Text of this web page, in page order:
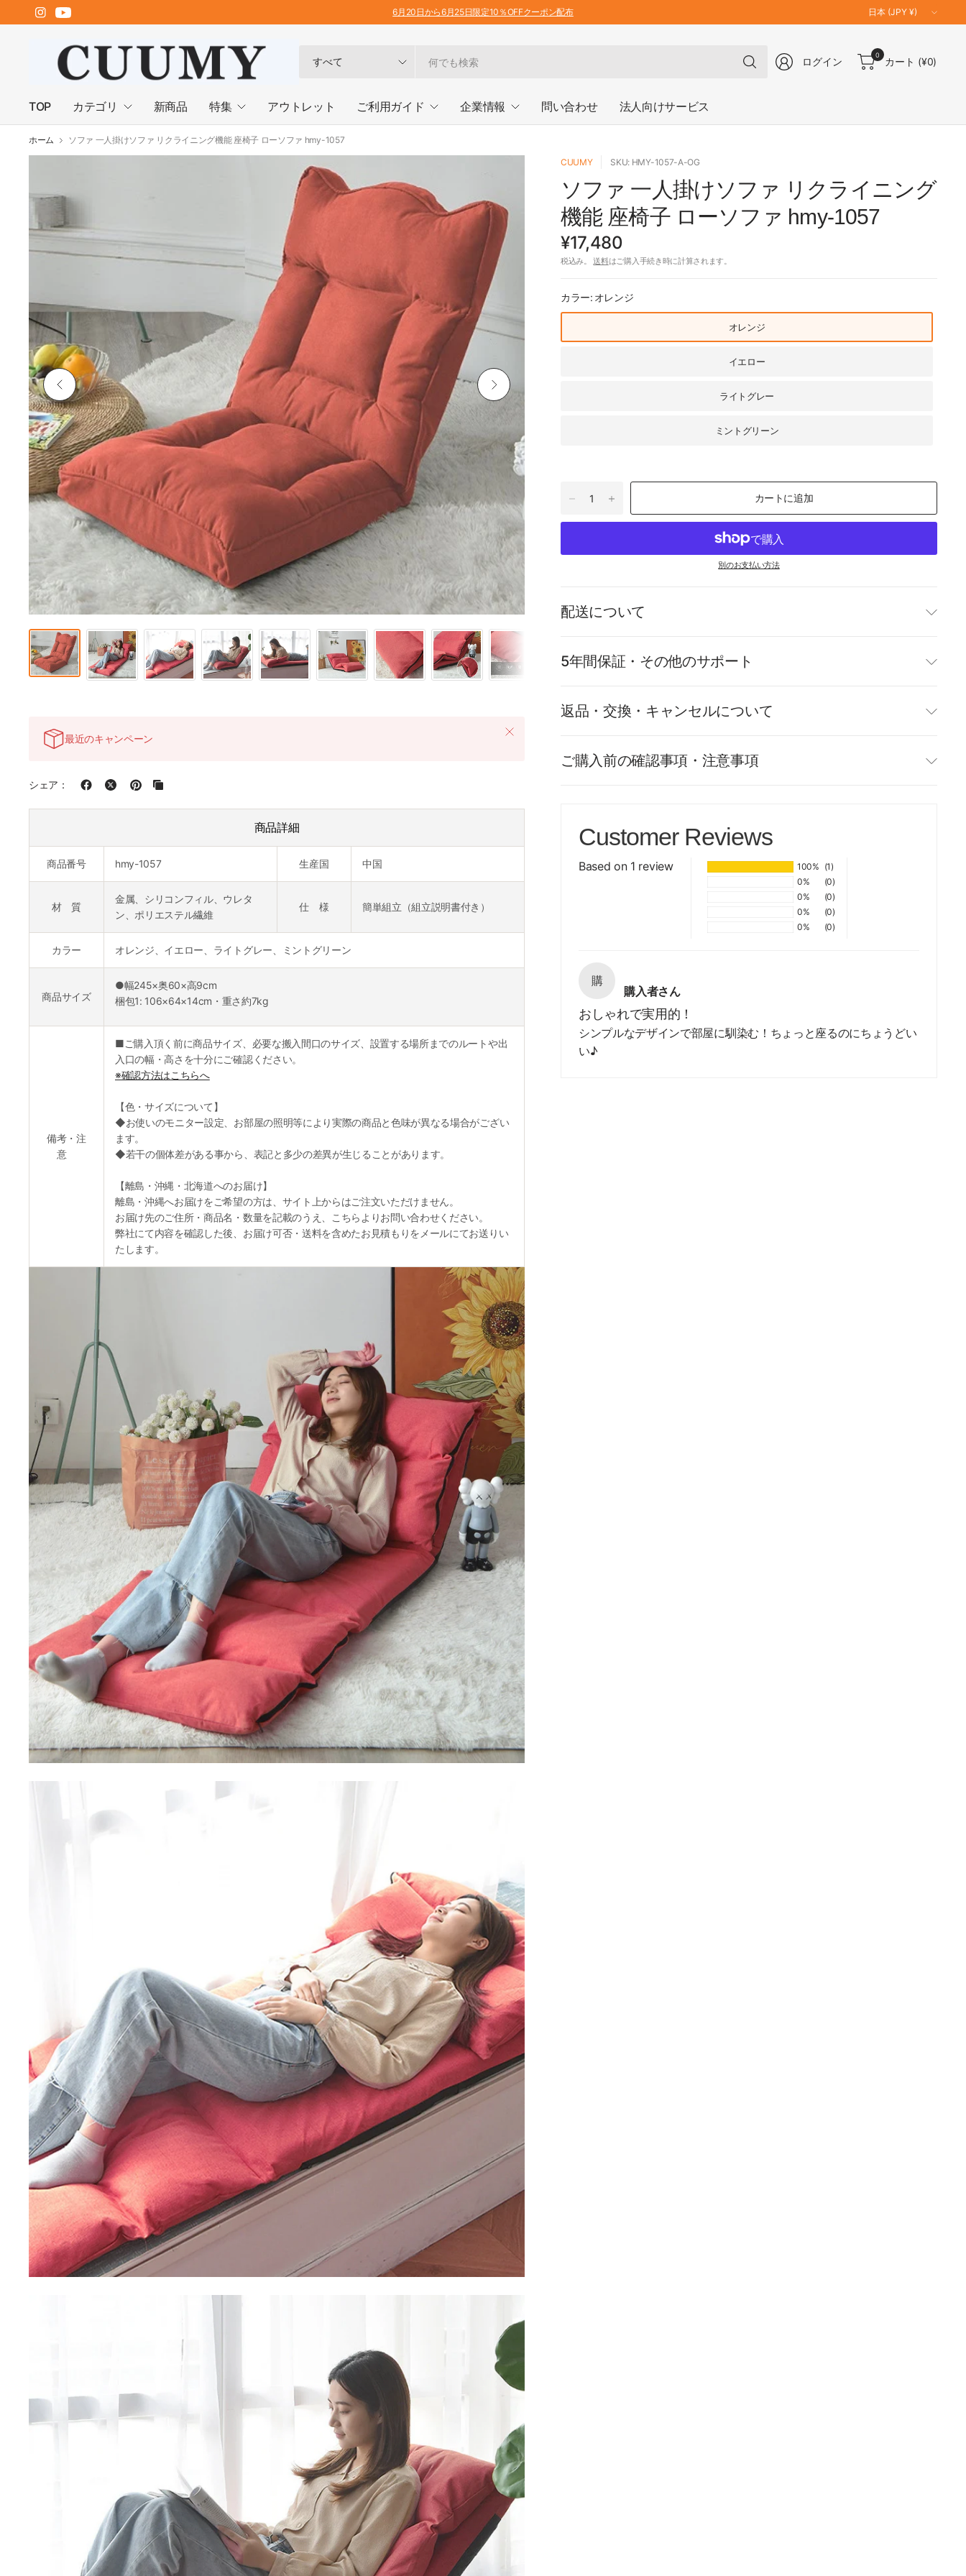
6月20日から6月25日限定10％OFFクーポン配布
国
／
域
を
で
索
ログイン
0
カート (¥0)
TOP カテゴリ 新商品 特集 アウトレット ご利用ガイド 企業情報 問い合わせ 法人向けサービス
ホーム ソファ 一人掛けソファ リクライニング機能 座椅子 ローソファ hmy-1057
CUUMY SKU: HMY-1057-A-OG
ソファ 一人掛けソファ リクライニング
機能 座椅子 ローソファ hmy-1057
¥17,480
税込み。送料はご購入手続き時に計算されます。
カラー: オレンジ
オレンジ
イエロー
ライトグレー
ミントグリーン
カートに追加
別のお支払い方法
配送について
5年間保証・その他のサポート
返品・交換・キャンセルについて
ご購入前の確認事項・注意事項
Customer Reviews
Based on 1 review 100% (1)
0%
(0)
0%
(0)
0%
(0)
0%
(0)
購
購入者さん
おしゃれで実用的！
シンプルなデザインで部屋に馴染む！ちょっと座るのにちょうどい
い♪
最近のキャンペーン
シェア：
商品詳細
商品番号 hmy-1057 生産国 中国
材 質
金属、シリコンフィル、ウレタ
ン、ポリエステル繊維
仕 様 簡単組立（組立説明書付き）
カラー オレンジ、イエロー、ライトグレー、ミントグリーン
商品サイズ
●幅245×奥60×高9cm
梱包1: 106×64×14cm・重さ約7kg
備考・注
意
■ご購入頂く前に商品サイズ、必要な搬入間口のサイズ、設置する場所までのルートや出
入口の幅・高さを十分にご確認ください。
※確認方法はこちらへ
【色・サイズについて】
◆お使いのモニター設定、お部屋の照明等により実際の商品と色味が異なる場合がござい
ます。
◆若干の個体差がある事から、表記と多少の差異が生じることがあります。
【離島・沖縄・北海道へのお届け】
離島・沖縄へお届けをご希望の方は、サイト上からはご注文いただけません。
お届け先のご住所・商品名・数量を記載のうえ、こちらよりお問い合わせください。
弊社にて内容を確認した後、お届け可否・送料を含めたお見積もりをメールにてお送りい
たします。